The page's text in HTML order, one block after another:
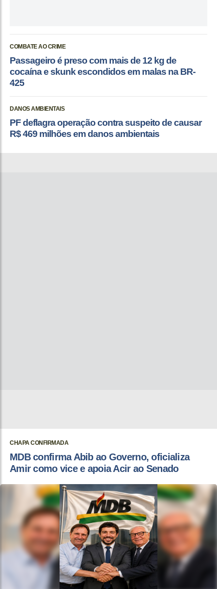
COMBATE AO CRIME
Passageiro é preso com mais de 12 kg de
cocaína e skunk escondidos em malas na BR-
425
DANOS AMBIENTAIS
PF deflagra operação contra suspeito de causar
R$ 469 milhões em danos ambientais
CHAPA CONFIRMADA
MDB confirma Abib ao Governo, oficializa
Amir como vice e apoia Acir ao Senado